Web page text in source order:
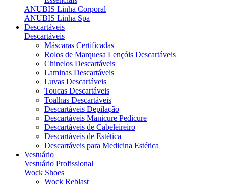
ANUBIS Linha Corporal
ANUBIS Linha Spa
Descartáveis
Descartáveis
Máscaras Certificadas
Rolos de Marquesa Lençóis Descartáveis
Chinelos Descartáveis
Laminas Descartáveis
Luvas Descartáveis
Toucas Descartáveis
Toalhas Descartáveis
Descartáveis Depilação
Descartáveis Manicure Pedicure
Descartáveis de Cabeleireiro
Descartáveis de Estética
Descartáveis para Medicina Estética
Vestuário
Vestuário Profissional
Wock Shoes
Wock Reblast